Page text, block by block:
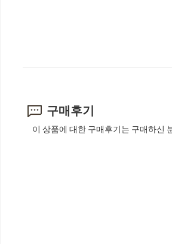
구매후기
이 상품에 대한 구매후기는 구매하신